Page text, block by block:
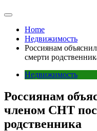
Home
Недвижимость
Россиянам
смерти
Недвижимость
Россиянам
членом СНТ
родственника